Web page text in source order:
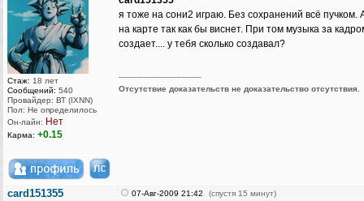
Стаж: 18 лет
Сообщений: 540
Провайдер: ВТ (IXNN)
Пол: Не определилось
Он-лайн: Нет
Карма: +0.15
я тоже на сони2 играю. Без сохранений всё пучком.
на карте так как бы виснет. При том музыка за
создает.... у тебя сколько создавал?
Отсутствие доказательств не доказательство отсутствия.
card151355 07-Авг-2009 21:42 (спустя 15 минут)